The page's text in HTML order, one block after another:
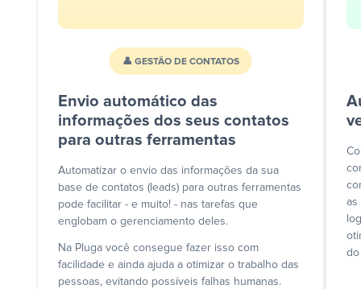
👤 GESTÃO DE CONTATOS
Envio automático das
informações dos seus contatos
para outras ferramentas
Automatizar o envio das informações da sua
base de contatos (leads) para outras ferramentas
pode facilitar - e muito! - nas tarefas que
englobam o gerenciamento deles.
Na Pluga você consegue fazer isso com
facilidade e ainda ajuda a otimizar o trabalho das
pessoas, evitando possíveis falhas humanas.
as
do